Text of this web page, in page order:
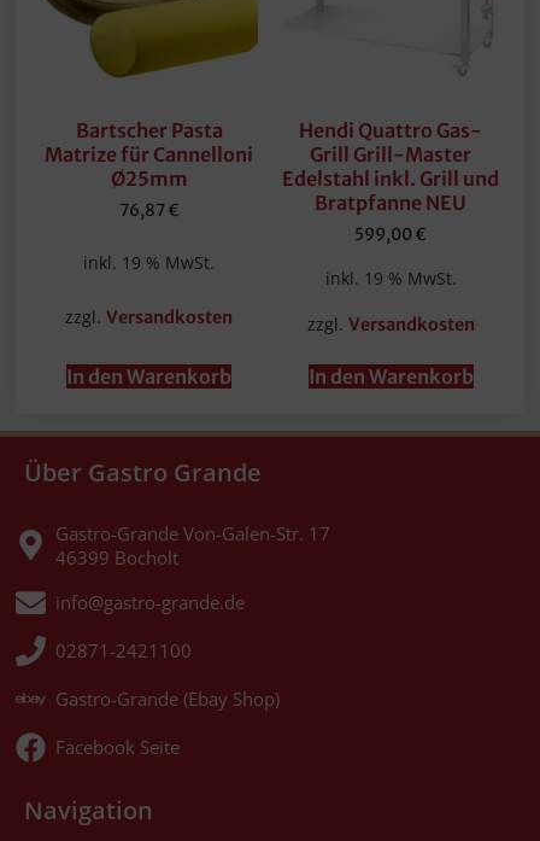
Bartscher Pasta
Matrize für Cannelloni
Ø25mm
76,87€
inkl. 19 % MwSt.
zzgl.Versandkosten
In den Warenkorb
Hendi Quattro Gas-
Grill Grill-Master
Edelstahl inkl. Grill und
Bratpfanne NEU
599,00 €
inkl. 19 % MwSt.
zzgl. Versandkosten
In den Warenkorb
Über Gastro Grande
Gastro-Grande Von-Galen-Str. 17
46399 Bocholt
info@gastro-grande.de
02871-2421100
Gastro-Grande (Ebay Shop)
Facebook Seite
Navigation